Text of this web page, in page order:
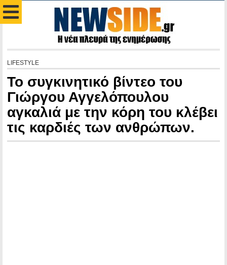
LIFESTYLE
Το συγκινητικό βίντεο του
Γιώργου Αγγελόπουλου
αγκαλιά με την κόρη του κλέβει
τις καρδιές των ανθρώπων.